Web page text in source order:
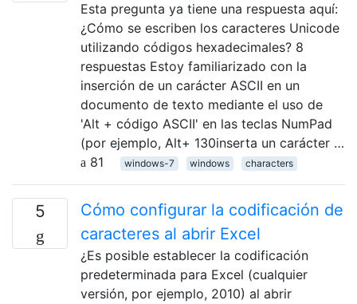
Esta pregunta ya tiene una respuesta aquí:
¿Cómo se escriben los caracteres Unicode
utilizando códigos hexadecimales? 8
respuestas Estoy familiarizado con la
inserción de un carácter ASCII en un
documento de texto mediante el uso de
'Alt + código ASCII' en las teclas NumPad
(por ejemplo, Alt+ 130inserta un carácter …
81
windows-7 windows characters
5
Cómo configurar la codificación de
caracteres al abrir Excel
¿Es posible establecer la codificación
predeterminada para Excel (cualquier
versión, por ejemplo, 2010) al abrir